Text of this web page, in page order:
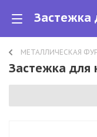
МЕТАЛЛИЧЕСКАЯ
Застежка для